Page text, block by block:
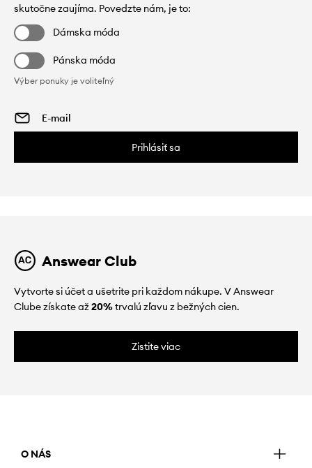
skutočne zaujíma. Povedzte nám, je to:
Dámska móda
Pánska móda
Výber ponuky je voliteľný
Prihlásiť sa
Answear Club
Vytvorte si účet a ušetrite pri každom nákupe. V Answear
Clube získate až20%trvalú zľavu z bežných cien.
Zistite viac
O NÁS